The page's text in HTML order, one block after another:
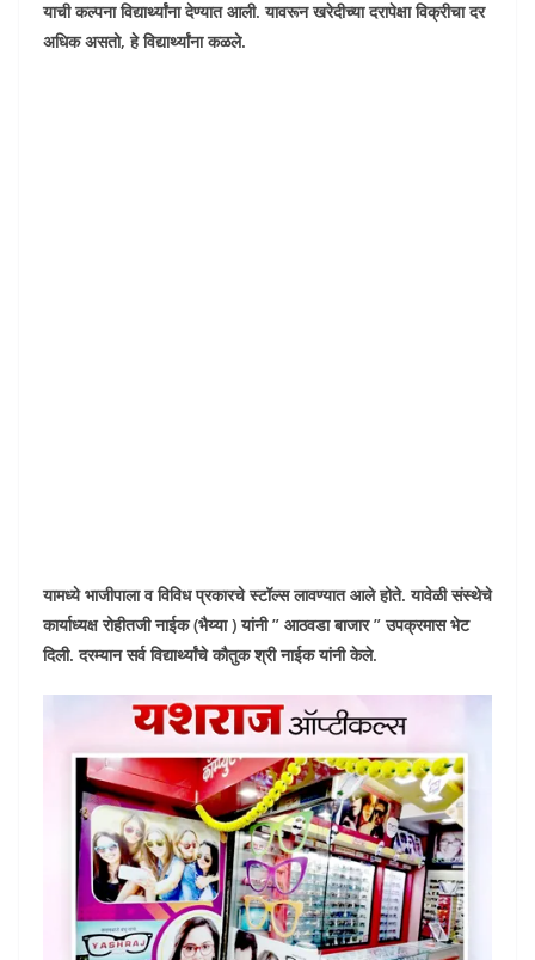
याची कल्पना विद्यार्थ्यांना देण्यात आली. यावरून खरेदीच्या दरापेक्षा विक्रीचा दर
अधिक असतो, हे विद्यार्थ्यांना कळले.
यामध्ये भाजीपाला व विविध प्रकारचे स्टॉल्स लावण्यात आले होते. यावेळी संस्थेचे
कार्याध्यक्ष रोहीतजी नाईक (भैय्या ) यांनी ” आठवडा बाजार ” उपक्रमास भेट
दिली. दरम्यान सर्व विद्यार्थ्यांचे कौतुक श्री नाईक यांनी केले.